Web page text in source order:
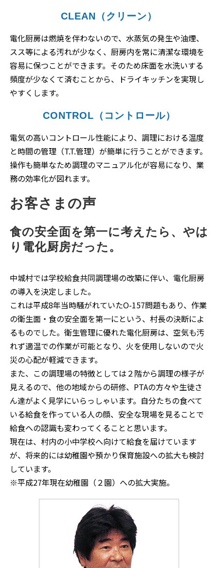
CLEAN（クリーン）
電化厨房は燃焼を伴わないので、水蒸気の発生や油煙、
スス等による汚れが少なく、厨房内を常に清潔な環境を
容易に保つことができます。そのため床面を水洗いする
頻度が少なくて済むことから、ドライキッチンを実現し
やすくします。
CONTROL（コントロール）
電気の高いコントロール性能により、調理における温度
と時間の管理（T.T.管理）が簡単に行うことができます。
操作も簡単なため調理のマニュアル化が容易になり、業
務の効率化が図れます。
お客さまの声
食の安全面を第一に考えたら、やは
り電化厨房だった。
中城村では学校給食共同調理場の改築に伴い、電化厨房
の導入を決定しました。
これは平成8年当時騒がれていたO-157問題もあり、作業
の衛生面・食の安全面を第一にという、村長の決断によ
るものでした。衛生管理に優れた電化厨房は、空気も汚
れず適温での作業が可能となり、火を使用しないので火
災の心配が軽減できます。
また、この調理場の特徴としては２階から調理の様子が
見えるので、他の地域からの研修、PTAの方々や生徒さ
ん達がよく見学にいらっしゃいます。自分たちの食べて
いる給食を作っている人の顔、安全な現場を見ることで
給食への認識も変わってくることと思います。
現在は、村内の小中学校へ向けて給食を届けています
が、将来的には幼稚園や預かり保育施設への拡大も検討
しています。
※平成27年現在幼稚園（２園）への拡大実施。